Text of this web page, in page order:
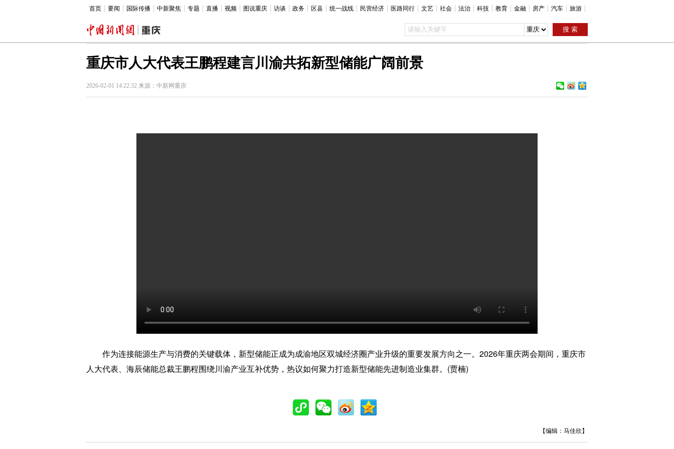
首页 要闻 国际传播 中新聚焦 专题 直播 视频 图说重庆 访谈 政务 区县 统一战线 民营经济 医路同行 文艺 社会 法治 科技 教育 金融 房产 汽车 旅游
重庆市人大代表王鹏程建言川渝共拓新型储能广阔前景
2026-02-01 14:22:32 来源：中新网重庆
作为连接能源生产与消费的关键载体，新型储能正成为成渝地区双城经济圈产业升级的重要发展方向之一。2026年重庆两会期间，重庆市
人大代表、海辰储能总裁王鹏程围绕川渝产业互补优势，热议如何聚力打造新型储能先进制造业集群。(贾楠)
【编辑：马佳欣】